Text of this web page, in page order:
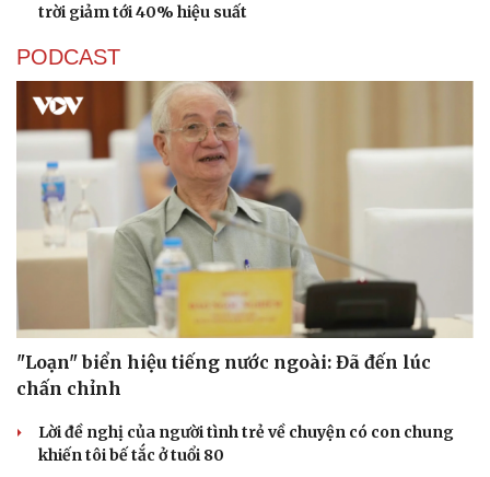
trời giảm tới 40% hiệu suất
PODCAST
"Loạn" biển hiệu tiếng nước ngoài: Đã đến lúc
chấn chỉnh
Lời đề nghị của người tình trẻ về chuyện có con chung
khiến tôi bế tắc ở tuổi 80